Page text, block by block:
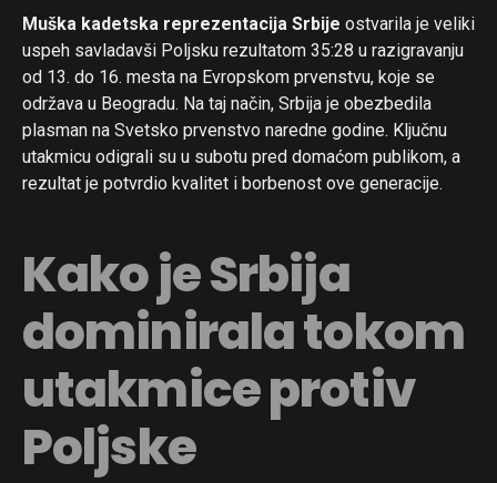
Muška kadetska reprezentacija Srbije ostvarila je veliki
uspeh savladavši Poljsku rezultatom 35:28 u razigravanju
od 13. do 16. mesta na Evropskom prvenstvu, koje se
održava u Beogradu. Na taj način, Srbija je obezbedila
plasman na Svetsko prvenstvo naredne godine. Ključnu
utakmicu odigrali su u subotu pred domaćom publikom, a
rezultat je potvrdio kvalitet i borbenost ove generacije.
Kako je Srbija
dominirala tokom
utakmice protiv
Poljske